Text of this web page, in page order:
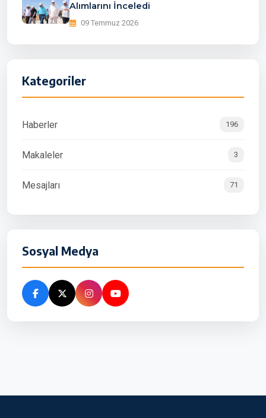
Alımlarını İnceledi
09 Temmuz 2026
Kategoriler
Haberler 196
Makaleler 3
Mesajları 71
Sosyal Medya